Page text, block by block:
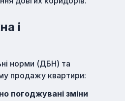
і
норми (ДБН) та
продажу квартири:
погоджувані зміни